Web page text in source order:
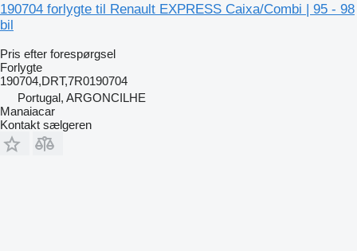
190704 forlygte til Renault EXPRESS Caixa/Combi | 95 - 98
bil
Pris efter forespørgsel
Forlygte
190704,DRT,7R0190704
Portugal, ARGONCILHE
Manaiacar
Kontakt sælgeren